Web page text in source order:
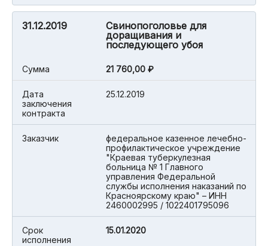
31.12.2019
Свинопоголовье для
доращивания и
последующего убоя
Cумма 21 760,00 ₽
Дата
заключения
контракта
25.12.2019
Заказчик
федеральное казенное лечебно-
профилактическое учреждение
"Краевая туберкулезная
больница № 1 Главного
управления Федеральной
службы исполнения наказаний по
Красноярскому краю" – ИНН
2460002995 / 1022401795096
Срок
исполнения
15.01.2020